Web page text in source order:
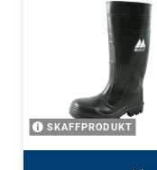
SKAFFPRODUKT